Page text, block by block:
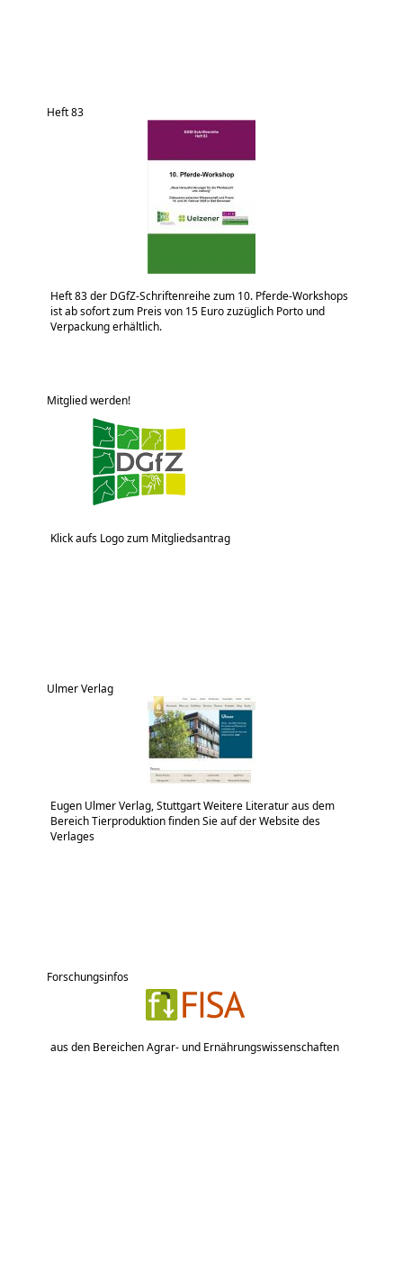
Heft 83
Heft 83 der DGfZ-Schriftenreihe zum 10. Pferde-Workshops
ist ab sofort zum Preis von 15 Euro zuzüglich Porto und
Verpackung erhältlich.
Mitglied werden!
Klick aufs Logo zum Mitgliedsantrag
Ulmer Verlag
Eugen Ulmer Verlag, Stuttgart Weitere Literatur aus dem
Bereich Tierproduktion finden Sie auf der Website des
Verlages
Forschungsinfos
aus den Bereichen Agrar- und Ernährungswissenschaften